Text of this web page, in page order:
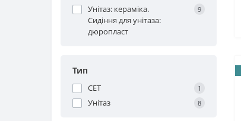
Унітаз: кераміка.
Сидіння для унітаза:
дюропласт
9
Тип
СЕТ 1
Унітаз 8